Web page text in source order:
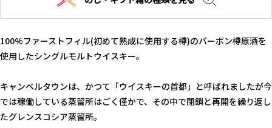
100%ファーストフィル(初めて熟成に使用する樽)のバーボン樽原酒を
使用したシングルモルトウイスキー。
キャンベルタウンは、かつて「ウイスキーの首都」と呼ばれましたが今
では稼働している蒸留所はごく僅かで、その中で閉鎖と再開を繰り返し
たグレンスコシア蒸留所。